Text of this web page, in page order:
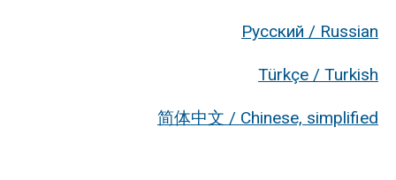
Русский / Russian
Türkçe / Turkish
简体中文 / Chinese, simplified